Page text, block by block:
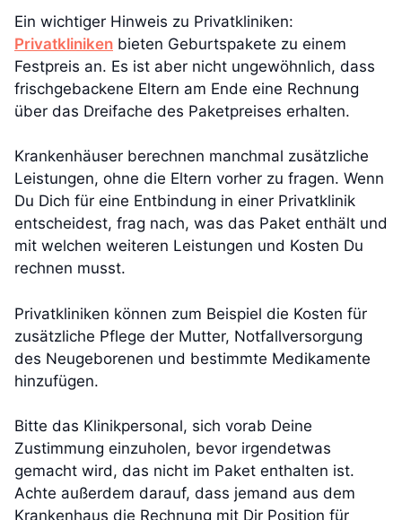
Ein wichtiger Hinweis zu Privatkliniken:
Privatkliniken bieten Geburtspakete zu einem
Festpreis an. Es ist aber nicht ungewöhnlich, dass
frischgebackene Eltern am Ende eine Rechnung
über das Dreifache des Paketpreises erhalten.
Krankenhäuser berechnen manchmal zusätzliche
Leistungen, ohne die Eltern vorher zu fragen. Wenn
Du Dich für eine Entbindung in einer Privatklinik
entscheidest, frag nach, was das Paket enthält und
mit welchen weiteren Leistungen und Kosten Du
rechnen musst.
Privatkliniken können zum Beispiel die Kosten für
zusätzliche Pflege der Mutter, Notfallversorgung
des Neugeborenen und bestimmte Medikamente
hinzufügen.
Bitte das Klinikpersonal, sich vorab Deine
Zustimmung einzuholen, bevor irgendetwas
gemacht wird, das nicht im Paket enthalten ist.
Achte außerdem darauf, dass jemand aus dem
Krankenhaus die Rechnung mit Dir Position für